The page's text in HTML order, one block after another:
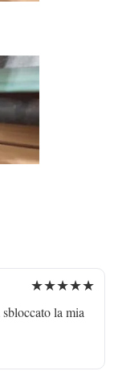
★★★★★
la mia